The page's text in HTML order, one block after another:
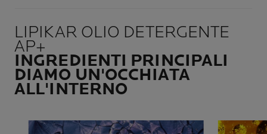
LIPIKAR OLIO DETERGENTE
AP+
INGREDIENTI PRINCIPALI
DIAMO UN'OCCHIATA
ALL'INTERNO